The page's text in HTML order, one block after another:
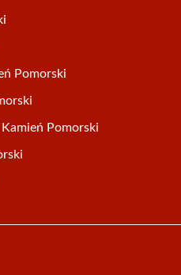
Pomorski
Pomorski